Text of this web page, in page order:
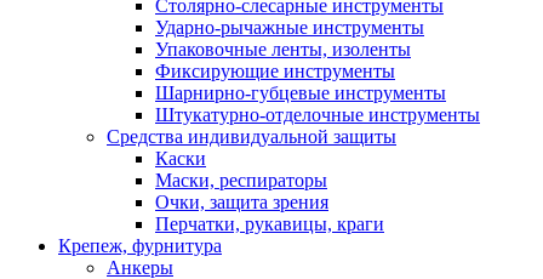
Столярно-слесарные инструменты
Ударно-рычажные инструменты
Упаковочные ленты, изоленты
Фиксирующие инструменты
Шарнирно-губцевые инструменты
Штукатурно-отделочные инструменты
Средства индивидуальной защиты
Каски
Маски, респираторы
Очки, защита зрения
Перчатки, рукавицы, краги
Крепеж, фурнитура
Анкеры